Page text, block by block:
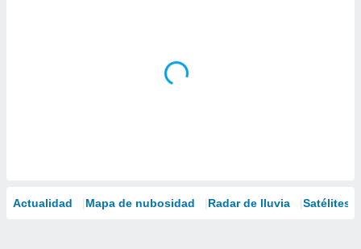
Actualidad Mapa de nubosidad Radar de lluvia Satélites